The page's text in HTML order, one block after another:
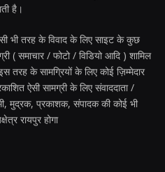
है।
भी तरह के विवाद के लिए साइट के कुछ
( समाचार / फोटो / विडियो आदि ) शामिल
तरह के सामग्रियों के लिए कोई ज़िम्मेदार
ऐसी सामग्री के लिए संवाददाता /
मुद्रक, प्रकाशक, संपादक की कोई भी
रायपुर होगा